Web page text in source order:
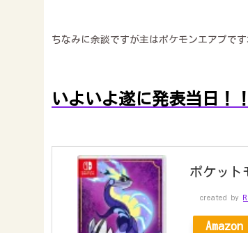
ちなみに余談ですが主はポケモンエアプで
いよいよ遂に発表当日！
ポケッ
created by
Amazon